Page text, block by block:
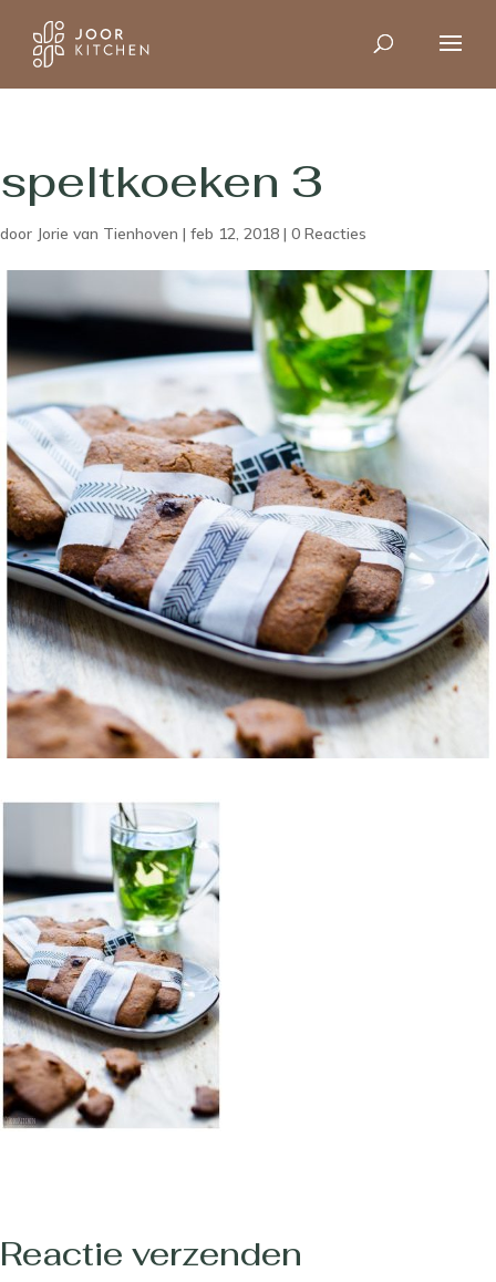
speltkoeken 3
door Jorie van Tienhoven | feb 12, 2018 | 0 Reacties
Reactie verzenden